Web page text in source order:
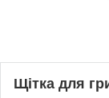
Щітка для